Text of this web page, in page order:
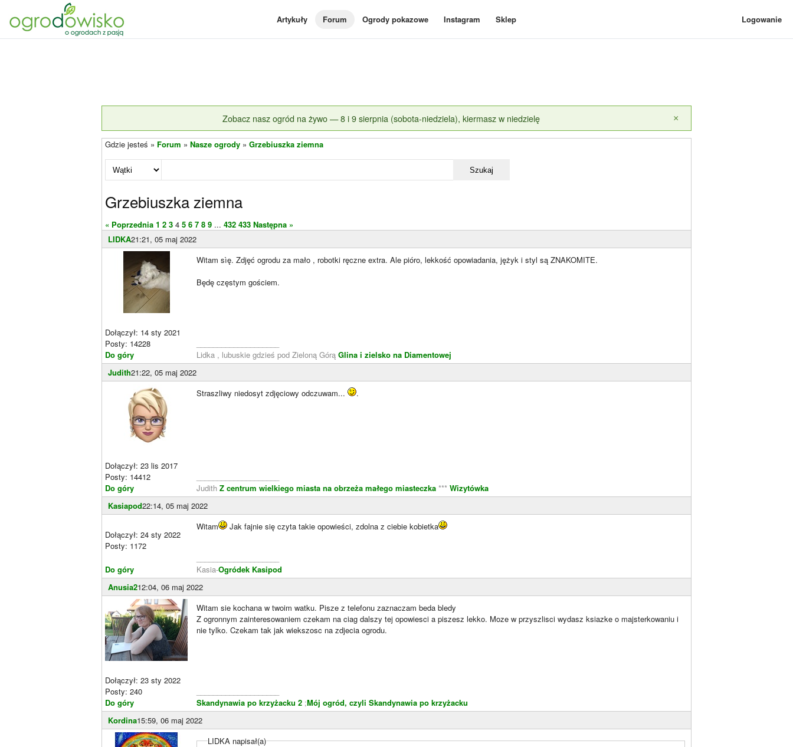
Artykuły Forum Ogrody pokazowe Instagram Sklep Logowanie
Zobacz nasz ogród na żywo — 8 i 9 sierpnia (sobota-niedziela), kiermasz w niedzielę ×
Gdzie jesteś » Forum » Nasze ogrody » Grzebiuszka ziemna
Szukaj
Grzebiuszka ziemna
« Poprzednia 1 2 3 4 5 6 7 8 9 ... 432 433 Następna »
LIDKA21:21, 05 maj 2022
Dołączył: 14 sty 2021
Posty: 14228
Do góry
Witam sìę. Zdjęć ogrodu za mało , robotki ręczne extra. Ale pióro, lekkość opowiadania, jężyk i styl są ZNAKOMITE.
Będę częstym gościem.
Lidka , lubuskie gdzieś pod Zieloną Górą Glina i zielsko na Diamentowej
Judith21:22, 05 maj 2022
Dołączył: 23 lis 2017
Posty: 14412
Do góry
Straszliwy niedosyt zdjęciowy odczuwam... .
Judith Z centrum wielkiego miasta na obrzeża małego miasteczka *** Wizytówka
Kasiapod22:14, 05 maj 2022
Dołączył: 24 sty 2022
Posty: 1172
Do góry
Witam Jak fajnie się czyta takie opowieści, zdolna z ciebie kobietka
Kasia-Ogródek Kasipod
Anusia212:04, 06 maj 2022
Dołączył: 23 sty 2022
Posty: 240
Do góry
Witam sie kochana w twoim watku. Pisze z telefonu zaznaczam beda bledy
Z ogronnym zainteresowaniem czekam na ciag dalszy tej opowiesci a piszesz lekko. Moze w przyszlisci wydasz ksiazke o majsterkowaniu i
nie tylko. Czekam tak jak wiekszosc na zdjecia ogrodu.
Skandynawia po krzyżacku 2 ;Mój ogród, czyli Skandynawia po krzyżacku
Kordina15:59, 06 maj 2022
LIDKA napisał(a)